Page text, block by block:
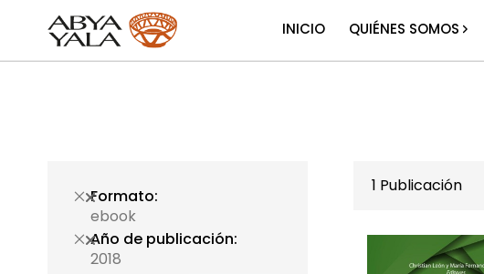
INICIO QUIÉNES SOMOS
1 Publicación
Formato
ebook
Año de publicación
2018